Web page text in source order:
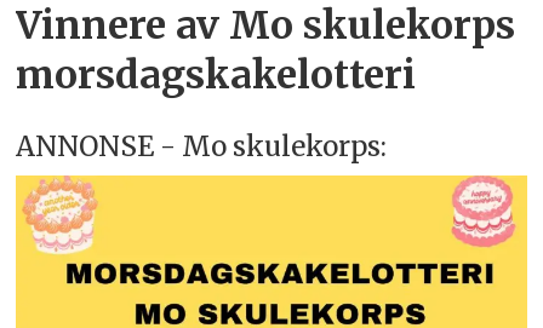
Vinnere av Mo skulekorps
morsdagskakelotteri
ANNONSE - Mo skulekorps: